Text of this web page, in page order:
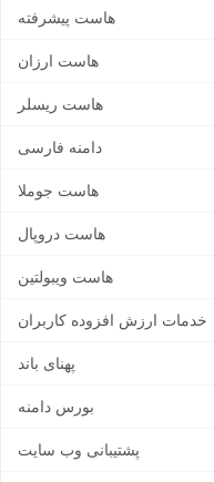
هاست پیشرفته
هاست ارزان
هاست ریسلر
دامنه فارسی
هاست جوملا
هاست دروپال
هاست ویبولتین
خدمات ارزش افزوده کاربران
پهنای باند
بورس دامنه
پشتیبانی وب سایت